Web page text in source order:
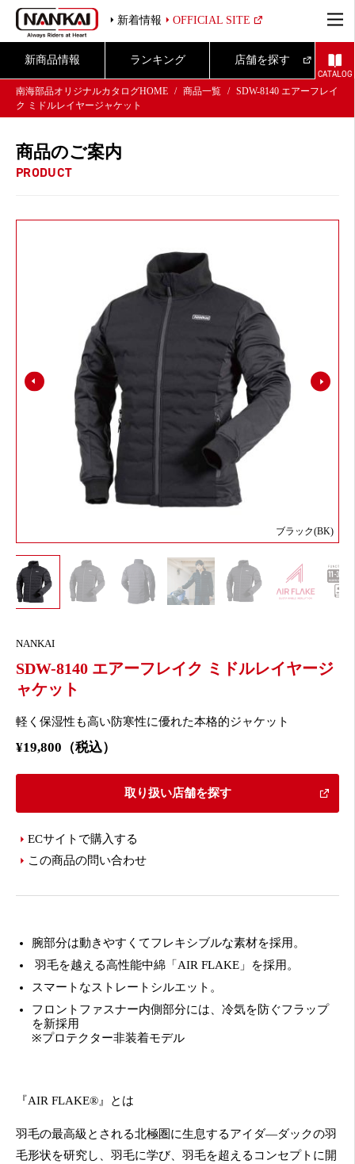
新着情報 OFFICIAL SITE
新商品情報 ランキング 店舗を探す
CATALOG
南海部品オリジナルカタログHOME
商品一覧
SDW-8140 エアーフレイ
ク ミドルレイヤージャケット
商品のご案内
PRODUCT
ブラック(BK)
NANKAI
SDW-8140 エアーフレイク ミドルレイヤージ
ャケット
軽く保湿性も高い防寒性に優れた本格的ジャケット
¥19,800（税込）
取り扱い店舗を探す
ECサイトで購入する
この商品の問い合わせ
腕部分は動きやすくてフレキシブルな素材を採用。
羽毛を越える高性能中綿「AIR FLAKE」を採用。
スマートなストレートシルエット。
フロントファスナー内側部分には、冷気を防ぐフラップ
を新採用
※プロテクター非装着モデル
『AIR FLAKE®』とは
羽毛の最高級とされる北極圏に生息するアイダ―ダックの羽
毛形状を研究し、羽毛に学び、羽毛を超えるコンセプトに開